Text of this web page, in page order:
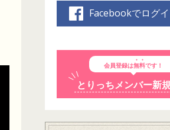
Facebookでログ
会員登録は無料です！
とりっちメンバー新